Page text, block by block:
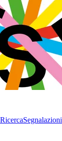
Segnalazioni